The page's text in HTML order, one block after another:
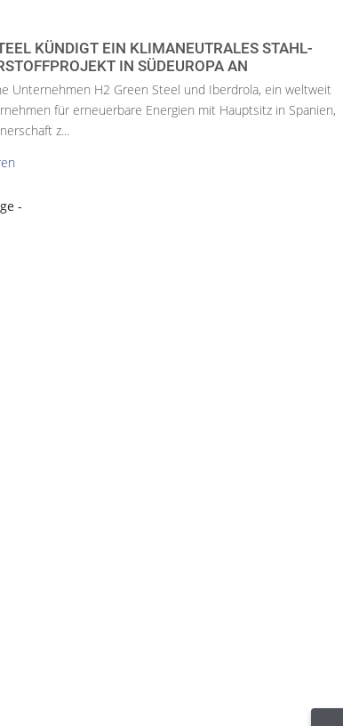
KÜNDIGT EIN KLIMANEUTRALES STAHL-
IN SÜDEUROPA AN
Unternehmen H2 Green Steel und Iberdrola, ein weltweit
für erneuerbare Energien mit Hauptsitz in Spanien,
z...
-